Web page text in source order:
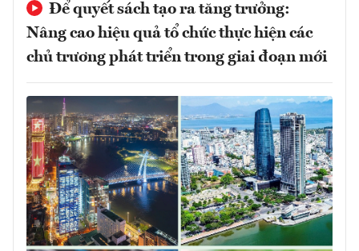
Để quyết sách tạo ra tăng trưởng:
Nâng cao hiệu quả tổ chức thực hiện các
chủ trương phát triển trong giai đoạn mới